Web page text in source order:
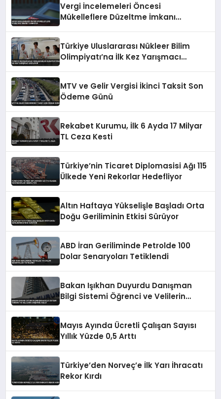
Vergi İncelemeleri Öncesi
Mükelleflere Düzeltme İmkanı
Türkiye Uluslararası Nükleer Bilim
Olimpiyatı’na İlk Kez Yarışmacı
MTV ve Gelir Vergisi İkinci Taksit Son
Ödeme Günü
Rekabet Kurumu, İlk 6 Ayda 17 Milyar
TL Ceza Kesti
Türkiye’nin Ticaret Diplomasisi Ağı 115
Ülkede Yeni Rekorlar Hedefliyor
Altın Haftaya Yükselişle Başladı Orta
Doğu Geriliminin Etkisi Sürüyor
ABD İran Geriliminde Petrolde 100
Dolar Senaryoları Tetiklendi
Bakan Işıkhan Duyurdu Danışman
Bilgi Sistemi Öğrenci ve Velilerin
Mayıs Ayında Ücretli Çalışan Sayısı
Yıllık Yüzde 0,5 Arttı
Türkiye’den Norveç’e İlk Yarı İhracatı
Rekor Kırdı